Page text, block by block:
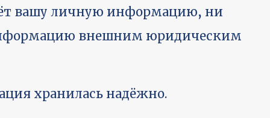
вашу личную информацию, ни
внешним юридическим
хранилась надёжно.